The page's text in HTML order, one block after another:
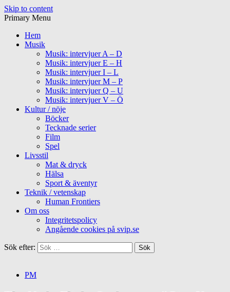
Skip to content
Primary Menu
Hem
Musik
Musik: intervjuer A – D
Musik: intervjuer E – H
Musik: intervjuer I – L
Musik: intervjuer M – P
Musik: intervjuer Q – U
Musik: intervjuer V – Ö
Kultur / nöje
Böcker
Tecknade serier
Film
Spel
Livsstil
Mat & dryck
Hälsa
Sport & äventyr
Teknik / vetenskap
Human Frontiers
Om oss
Integritetspolicy
Angående cookies på svip.se
Sök efter:
PM